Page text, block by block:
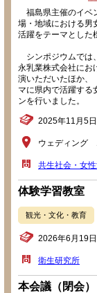
福島県主催のイベ
場・地域における男
活躍をテーマとした
シンポジウムでは
永乳業株式会社にお
演いただいたほか、
マに県内で活躍する
ンを行いました。
2025年11月5
ウェディング
共生社会・女
体験学習教室
観光・文化・教育
2026年6月19
衛生研究所
本会議（閉会）